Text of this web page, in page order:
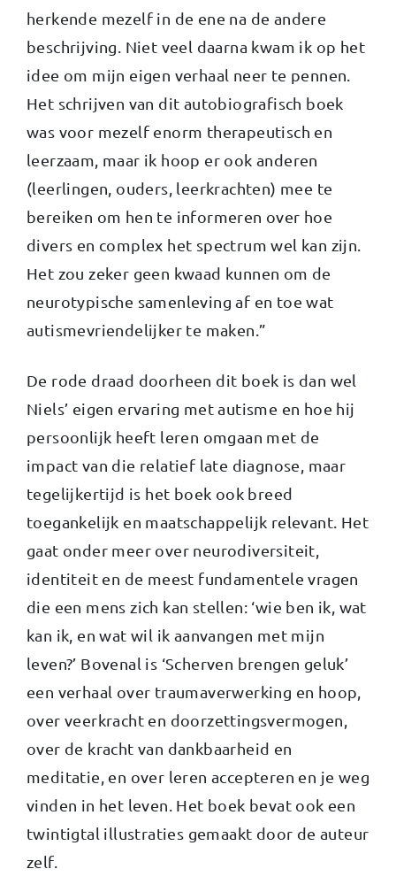
herkende mezelf in de ene na de andere
beschrijving. Niet veel daarna kwam ik op het
idee om mijn eigen verhaal neer te pennen.
Het schrijven van dit autobiografisch boek
was voor mezelf enorm therapeutisch en
leerzaam, maar ik hoop er ook anderen
(leerlingen, ouders, leerkrachten) mee te
bereiken om hen te informeren over hoe
divers en complex het spectrum wel kan zijn.
Het zou zeker geen kwaad kunnen om de
neurotypische samenleving af en toe wat
autismevriendelijker te maken.”
De rode draad doorheen dit boek is dan wel
Niels’ eigen ervaring met autisme en hoe hij
persoonlijk heeft leren omgaan met de
impact van die relatief late diagnose, maar
tegelijkertijd is het boek ook breed
toegankelijk en maatschappelijk relevant. Het
gaat onder meer over neurodiversiteit,
identiteit en de meest fundamentele vragen
die een mens zich kan stellen: ‘wie ben ik, wat
kan ik, en wat wil ik aanvangen met mijn
leven?’ Bovenal is ‘Scherven brengen geluk’
een verhaal over traumaverwerking en hoop,
over veerkracht en doorzettingsvermogen,
over de kracht van dankbaarheid en
meditatie, en over leren accepteren en je weg
vinden in het leven. Het boek bevat ook een
twintigtal illustraties gemaakt door de auteur
zelf.